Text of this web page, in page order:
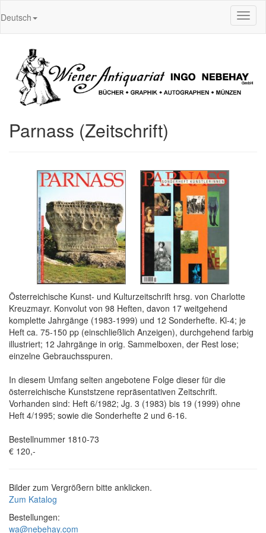
Deutsch
Parnass (Zeitschrift)
Österreichische Kunst- und Kulturzeitschrift hrsg. von Charlotte
Kreuzmayr. Konvolut von 98 Heften, davon 17 weitgehend
komplette Jahrgänge (1983-1999) und 12 Sonderhefte. Kl-4; je
Heft ca. 75-150 pp (einschließlich Anzeigen), durchgehend farbig
illustriert; 12 Jahrgänge in orig. Sammelboxen, der Rest lose;
einzelne Gebrauchsspuren.
In diesem Umfang selten angebotene Folge dieser für die
österreichische Kunststzene repräsentativen Zeitschrift.
Vorhanden sind: Heft 6/1982; Jg. 3 (1983) bis 19 (1999) ohne
Heft 4/1995; sowie die Sonderhefte 2 und 6-16.
Bestellnummer 1810-73
€ 120,-
Bilder zum Vergrößern bitte anklicken.
Zum Katalog
Bestellungen:
wa@nebehay.com